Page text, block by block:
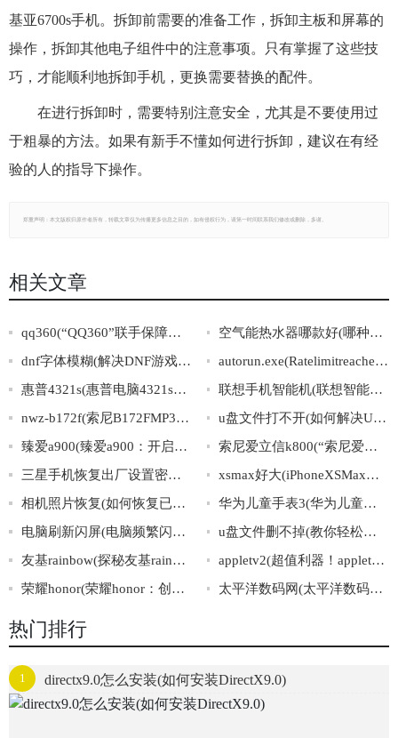
基亚6700s手机。拆卸前需要的准备工作，拆卸主板和屏幕的
操作，拆卸其他电子组件中的注意事项。只有掌握了这些技
巧，才能顺利地拆卸手机，更换需要替换的配件。
在进行拆卸时，需要特别注意安全，尤其是不要使用过
于粗暴的方法。如果有新手不懂如何进行拆卸，建议在有经
验的人的指导下操作。
郑重声明：本文版权归原作者所有，转载文章仅为传播更多信息之目的，如有侵权行为，请第一时间联系我们修改或删除，多谢。
相关文章
qq360(“QQ360”联手保障网络安全，全方位防护上网行为！)
空气能热水器哪款好(哪种空气能热水器最适合你的家？)
dnf字体模糊(解决DNF游戏中字体模糊问题)
autorun.exe(Ratelimitreachedfordefault-gpt-3.5-turboinorganizationorg-DRTPH948J2
惠普4321s(惠普电脑4321s产品参数简介)
联想手机智能机(联想智能手机：智慧生活，掌握全局)
nwz-b172f(索尼B172FMP3播放器详解及使用技巧指南)
u盘文件打不开(如何解决U盘文件打不开的问题)
臻爱a900(臻爱a900：开启全面屏时代的智能手机之选)
索尼爱立信k800(“索尼爱立信K800”：数码界的经典之作)
三星手机恢复出厂设置密码(三星手机出厂设置密码详解及操作步骤)
xsmax好大(iPhoneXSMax的巨大尺寸带来的便捷与挑战)
相机照片恢复(如何恢复已删除的相机照片？)
华为儿童手表3(华为儿童手表3：让孩子健康成长的智能手表)
电脑刷新闪屏(电脑频繁闪屏，解决方法一网打尽！)
u盘文件删不掉(教你轻松解决难搞的U盘文件删除问题)
友基rainbow(探秘友基rainbow：一个打造多元友爱社区的故事)
appletv2(超值利器！appletv2——让你的电视焕然一新！)
荣耀honor(荣耀honor：创新科技下的非凡表现)
太平洋数码网(太平洋数码网：数字科技生活指南)
热门排行
1 directx9.0怎么安装(如何安装DirectX9.0)